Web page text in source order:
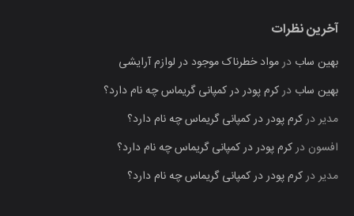
آخرین نظرات
بهین ساب درمواد خطرناک موجود در لوازم آرایشی
بهین ساب درکرم پودر در کمپانی گریماس چه نام دارد؟
مدیردرکرم پودر در کمپانی گریماس چه نام دارد؟
افسون درکرم پودر در کمپانی گریماس چه نام دارد؟
مدیردرکرم پودر در کمپانی گریماس چه نام دارد؟